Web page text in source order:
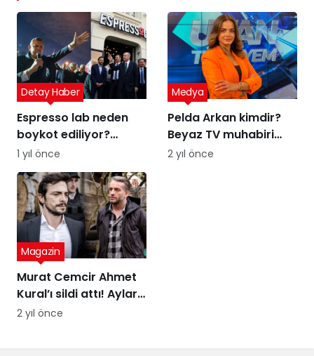
Espresso lab neden
boykot ediliyor?
Espresso Lab sahibi
Detay Haber
1 yıl önce
Pelda Arkan kimdir?
Beyaz TV muhabiri
Pelda Arkan kaç
Medya
2 yıl önce
Murat Cemcir Ahmet
Kural’ı sildi attı! Aylar
sonra samimi
Magazin
2 yıl önce